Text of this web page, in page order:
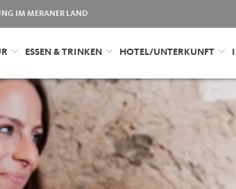
IM MERANER LAND
ESSEN & TRINKEN HOTEL/UNTERKUNFT